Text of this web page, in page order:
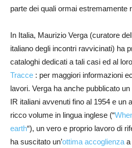
parte dei quali ormai estremamente
In Italia, Maurizio Verga (curatore
italiano degli incontri ravvicinati) ha
cataloghi dedicati a tali casi ed al
Tracce : per maggiori informazioni
lavori. Verga ha anche pubblicato un
IR italiani avvenuti fino al 1954 e un
ricco volume in lingua inglese (“
earth“), un vero e proprio lavoro di
ha suscitato un’ottima accoglienza a